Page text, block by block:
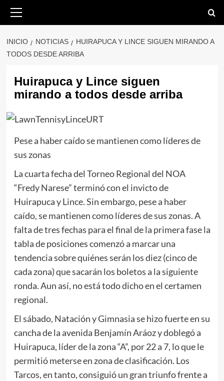
Saltar
primario
INICIO NOTICIAS
HUIRAPUCA Y LINCE SIGUEN MIRANDO A
TODOS DESDE ARRIBA
Huirapuca y Lince siguen
mirando a todos desde arriba
Pese a haber caído se mantienen como líderes de
sus zonas
La cuarta fecha del Torneo Regional del NOA
“Fredy Narese” terminó con el invicto de
Huirapuca y Lince. Sin embargo, pese a haber
caído, se mantienen como líderes de sus zonas. A
falta de tres fechas para el final de la primera fase la
tabla de posiciones comenzó a marcar una
tendencia sobre quiénes serán los diez (cinco de
cada zona) que sacarán los boletos a la siguiente
ronda. Aun así, no está todo dicho en el certamen
regional.
El sábado, Natación y Gimnasia se hizo fuerte en su
cancha de la avenida Benjamín Aráoz y doblegó a
Huirapuca, líder de la zona “A”, por 22 a 7, lo que le
permitió meterse en zona de clasificación. Los
Tarcos, en tanto, consiguió un gran triunfo frente a